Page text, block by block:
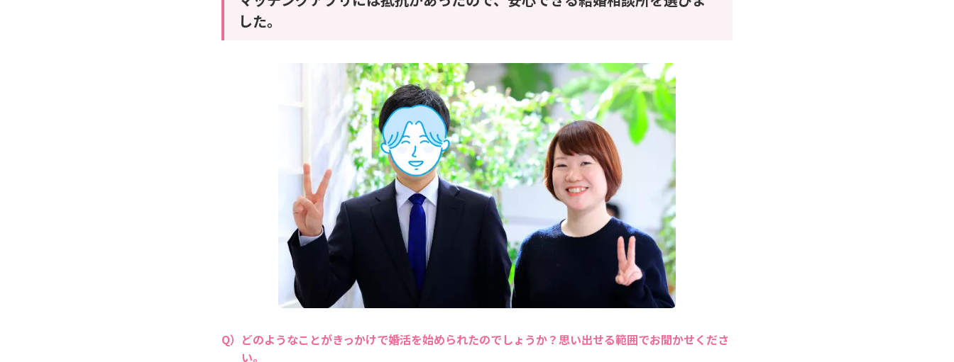
した。
どのようなことがきっかけで婚活を始められたのでしょうか？思い出せる範囲でお聞かせくださ
い。